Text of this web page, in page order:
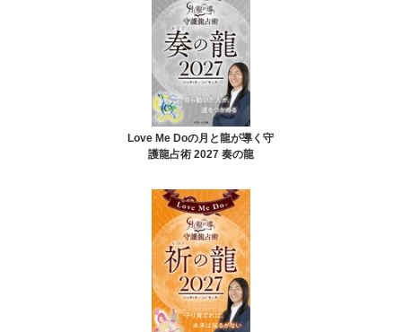
Love Me Doの月と龍が導く守
護龍占術 2027 奏の龍